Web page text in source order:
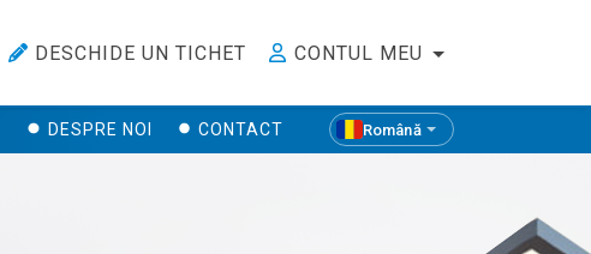
DESCHIDE UN TICHET CONTUL MEU
DESPRE NOI CONTACT Română